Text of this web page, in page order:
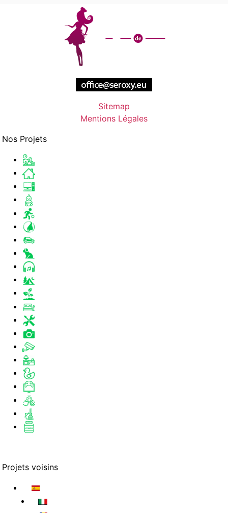
Sitemap
Mentions Légales
Nos Projets
Projets voisins